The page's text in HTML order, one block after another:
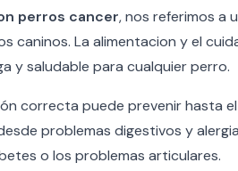
perros cancer, nos referimos a
caninos. La alimentacion y el
y saludable para cualquier perro.
correcta puede prevenir hasta
problemas digestivos y
o los problemas articulares.